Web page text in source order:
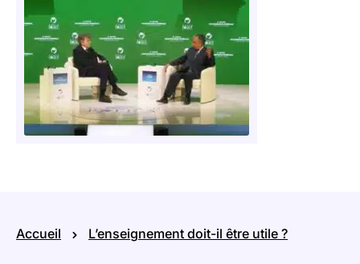
Accueil L’enseignement doit-il être utile ?